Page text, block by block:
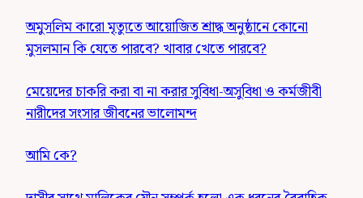
অমুসলিম কারো মৃত্যুতে আয়োজিত শ্রাদ্ধ অনুষ্ঠানে কোনো
মুসলমান কি যেতে পারবে? খাবার খেতে পারবে?
মেয়েদের চাকরি করা বা না করার সুবিধা-অসুবিধা ও কর্মজীবী
নারীদের সংসার জীবনের ভালোমন্দ
আমি কে?